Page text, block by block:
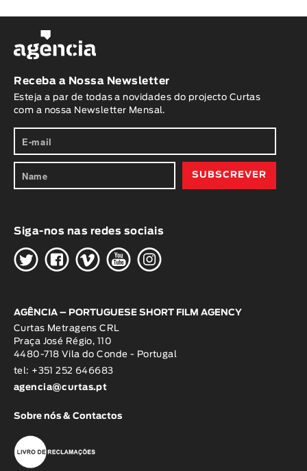
Receba a Nossa Newsletter
Esteja a par de todas a novidades do projecto Curtas
com a nossa Newsletter Mensal.
Siga-nos nas redes sociais
HGWOK
AGÊNCIA – PORTUGUESE SHORT FILM AGENCY
Curtas Metragens CRL
Praça José Régio, 110
4480-718 Vila do Conde - Portugal
tel: +351 252 646683
agencia@curtas.pt
Sobre nós & Contactos